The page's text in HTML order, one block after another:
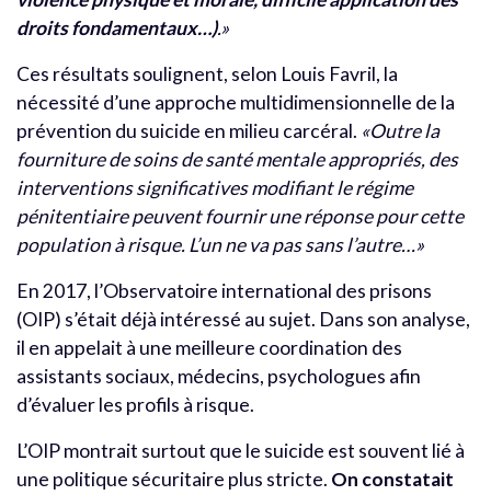
droits fondamentaux…).»
Ces résultats soulignent, selon Louis Favril, la
nécessité d’une approche multidimensionnelle de la
prévention du suicide en milieu carcéral. «Outre la
fourniture de soins de santé mentale appropriés, des
interventions significatives modifiant le régime
pénitentiaire peuvent fournir une réponse pour cette
population à risque. L’un ne va pas sans l’autre…»
En 2017, l’Observatoire international des prisons
(OIP) s’était déjà intéressé au sujet. Dans son analyse,
il en appelait à une meilleure coordination des
assistants sociaux, médecins, psychologues afin
d’évaluer les profils à risque.
L’OIP montrait surtout que le suicide est souvent lié à
une politique sécuritaire plus stricte. On constatait